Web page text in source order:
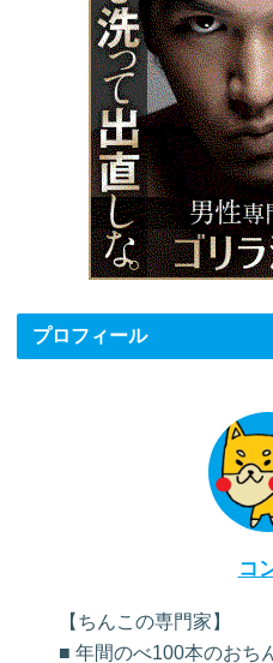
プロフィール
コ
【ちんこの専門家】
■ 年間のべ100本のおち